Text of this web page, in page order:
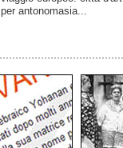
per antonomasia...